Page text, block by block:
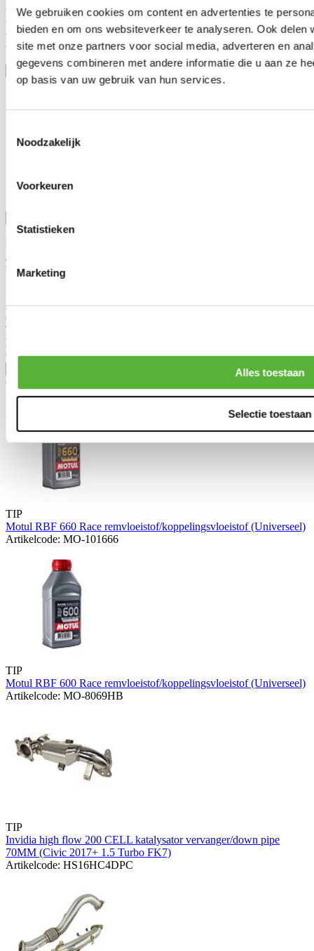
We gebruiken cookies om content en advertenties te
bieden en om ons websiteverkeer te analyseren. Ook
site met onze partners voor social media, adverteren en
gegevens combineren met andere informatie die u aan ze
op basis van uw gebruik van hun services.
Noodzakelijk
Voorkeuren
Statistieken
Marketing
Alles toestaan
Selectie toestaan
-FMVSS-106, ADR, LTSA and DOT
-Lifetime Warranty
-Also usable in combination with OEM big brake kits
-Perfect fitment on the OEM brackets
Toon meer
Stel een vraag over dit product
Dit formulier wordt beschermd door reCAPTCHA - het
Privacybeleid van Google
toepassing.
Alleen geregistreerde gebruikers kunnen reviews schrijven.Log in
of
Toepasbaar op:
Honda
Civic 5 deurs/hatchback 2017-2021 1.5i-VTEC Turbo (FK7)
Gerelateerde producten
TIP
Motul RBF 660 Race remvloeistof/koppelingsvloeistof (Universeel)
Artikelcode: MO-101666
TIP
Motul RBF 600 Race remvloeistof/koppelingsvloeistof (Universeel)
Artikelcode: MO-8069HB
TIP
Invidia high flow 200 CELL katalysator vervanger/down pipe
70MM (Civic 2017+ 1.5 Turbo FK7)
Artikelcode: HS16HC4DPC